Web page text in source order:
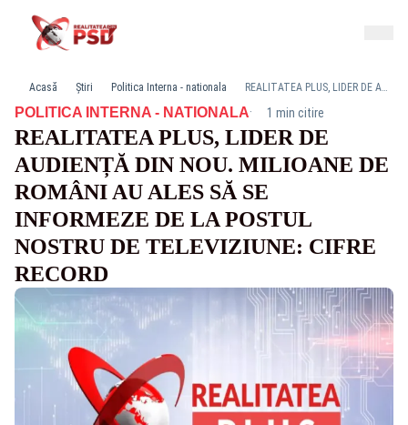
Acasă Știri Politica Interna - nationala REALITATEA PLUS, LIDER DE AUDIENȚĂ DIN NOU. MILIOANE DE ROMÂNI AU ALES SĂ SE INFORMEZE DE LA POSTUL NOSTRU DE TELEVIZIUNE: CIFRE RECORD
POLITICA INTERNA - NATIONALA· 1 min citire
REALITATEA PLUS, LIDER DE
AUDIENȚĂ DIN NOU. MILIOANE DE
ROMÂNI AU ALES SĂ SE
INFORMEZE DE LA POSTUL
NOSTRU DE TELEVIZIUNE: CIFRE
RECORD